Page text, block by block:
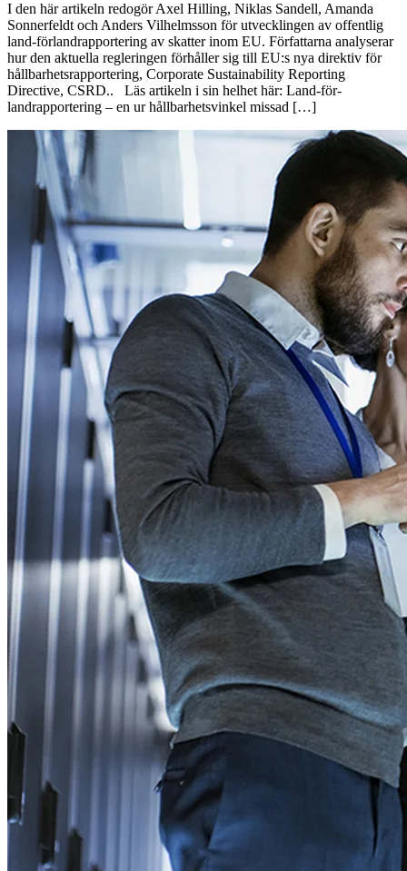
I den här artikeln redogör Axel Hilling, Niklas Sandell, Amanda
Sonnerfeldt och Anders Vilhelmsson för utvecklingen av offentlig
land-förlandrapportering av skatter inom EU. Författarna analyserar
hur den aktuella regleringen förhåller sig till EU:s nya direktiv för
hållbarhetsrapportering, Corporate Sustainability Reporting
Directive, CSRD.. Läs artikeln i sin helhet här: Land-för-
landrapportering – en ur hållbarhetsvinkel missad […]